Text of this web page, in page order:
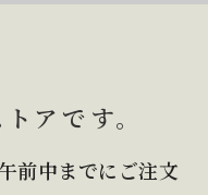
アです。
前中までにご注文